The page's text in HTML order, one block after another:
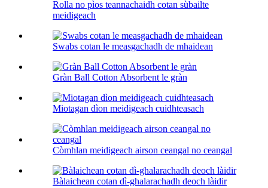
Rolla no pìos teannachaidh cotan sùbailte
meidigeach
Swabs cotan le measgachadh de mhaidean
Gràn Ball Cotton Absorbent le gràn
Miotagan dìon meidigeach cuidhteasach
Còmhlan meidigeach airson ceangal no ceangal
Bàlaichean cotan dì-ghalarachadh deoch làidir